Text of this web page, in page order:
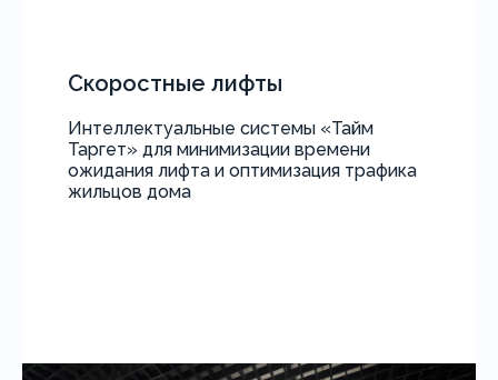
Скоростные лифты
Интеллектуальные системы «Тайм
Таргет» для минимизации времени
ожидания лифта и оптимизация трафика
жильцов дома